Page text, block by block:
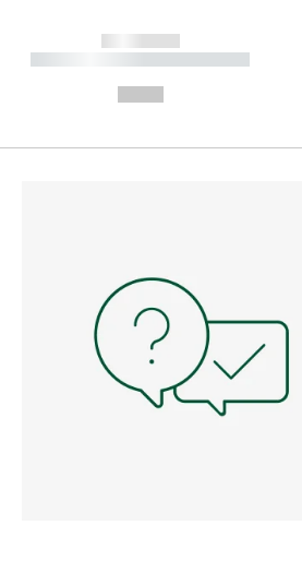
------------
----------- ----------- ----------